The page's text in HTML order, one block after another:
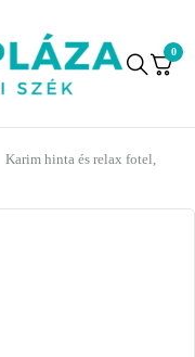
0
Karim hinta és relax fotel,